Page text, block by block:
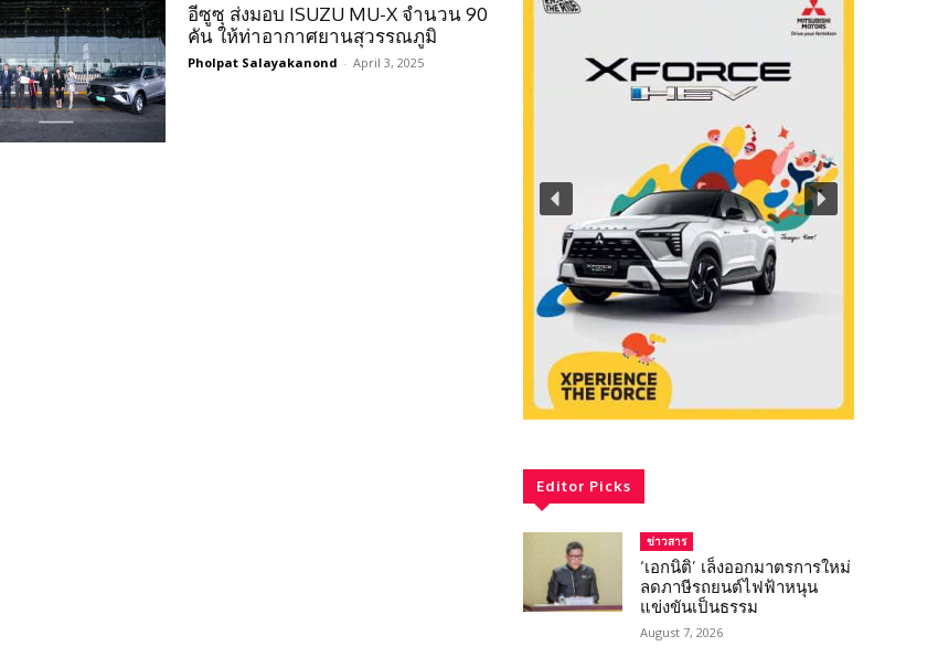
อีซูซุ ส่งมอบ ISUZU MU-X จำนวน 90
คัน ให้ท่าอากาศยานสุวรรณภูมิ
Pholpat Salayakanond - April 3, 2025
Editor Picks
ข่าวสาร
‘เอกนิติ’ เล็งออกมาตรการใหม่
ลดภาษีรถยนต์ไฟฟ้าหนุน
แข่งขันเป็นธรรม
August 7, 2026